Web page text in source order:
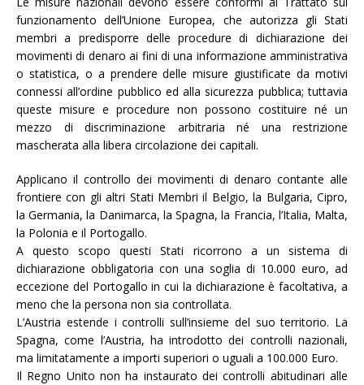
funzionamento dell’Unione Europea, che autorizza gli Stati
membri a predisporre delle procedure di dichiarazione dei
movimenti di denaro ai fini di una informazione amministrativa
o statistica, o a prendere delle misure giustificate da motivi
connessi all’ordine pubblico ed alla sicurezza pubblica; tuttavia
queste misure e procedure non possono costituire né un
mezzo di discriminazione arbitraria né una restrizione
mascherata alla libera circolazione dei capitali.
Applicano il controllo dei movimenti di denaro contante alle
frontiere con gli altri Stati Membri il Belgio, la Bulgaria, Cipro,
la Germania, la Danimarca, la Spagna, la Francia, l’Italia, Malta,
la Polonia e il Portogallo.
A questo scopo questi Stati ricorrono a un sistema di
dichiarazione obbligatoria con una soglia di 10.000 euro, ad
eccezione del Portogallo in cui la dichiarazione è facoltativa, a
meno che la persona non sia controllata.
L’Austria estende i controlli sull’insieme del suo territorio. La
Spagna, come l’Austria, ha introdotto dei controlli nazionali,
ma limitatamente a importi superiori o uguali a 100.000 Euro.
Il Regno Unito non ha instaurato dei controlli abitudinari alle